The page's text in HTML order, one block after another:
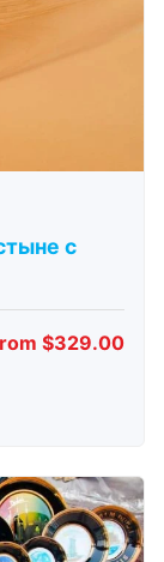
с
$329.00